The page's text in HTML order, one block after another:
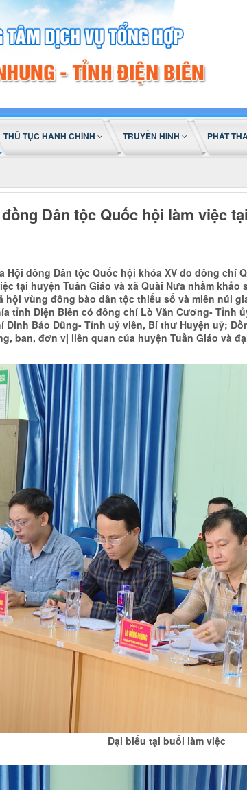
THỦ TỤC HÀNH CHÍNH TRUYỀN HÌNH PHÁT
Dân tộc Quốc hội làm việc
Hội đồng Dân tộc Quốc hội khóa XV do đồng chí
tại huyện Tuần Giáo và xã Quài Nưa nhằm
vùng đồng bào dân tộc thiểu số và miền núi
tỉnh Điện Biên có đồng chí Lò Văn Cương- Tỉnh
Đinh Bảo Dũng- Tỉnh uỷ viên, Bí thư Huyện uỷ;
ban, đơn vị liên quan của huyện Tuần Giáo và
Đại biểu tại buổi làm việc